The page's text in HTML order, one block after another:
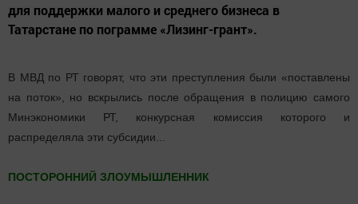
для поддержки малого и среднего бизнеса в
Татарстане по пограмме «Лизинг-грант».
В МВД по РТ говорят, что эти преступления были «поставлены
на поток», но вскрылись после обращения в полицию самого
Минэкономики РТ, конкурсная комиссия которого и
распределяла эти субсидии...
ПОСТОРОННИЙ ЗЛОУМЫШЛЕННИК